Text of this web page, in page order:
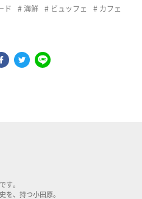
ド 海鮮 ビュッフェ
カフェ
す。
を、持つ小田原。